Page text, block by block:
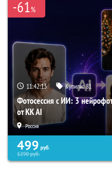
-61%
11:42:12 Купили:81
Фотосессия с ИИ: 3
от KK AI
Россия
499 руб.
1290руб.